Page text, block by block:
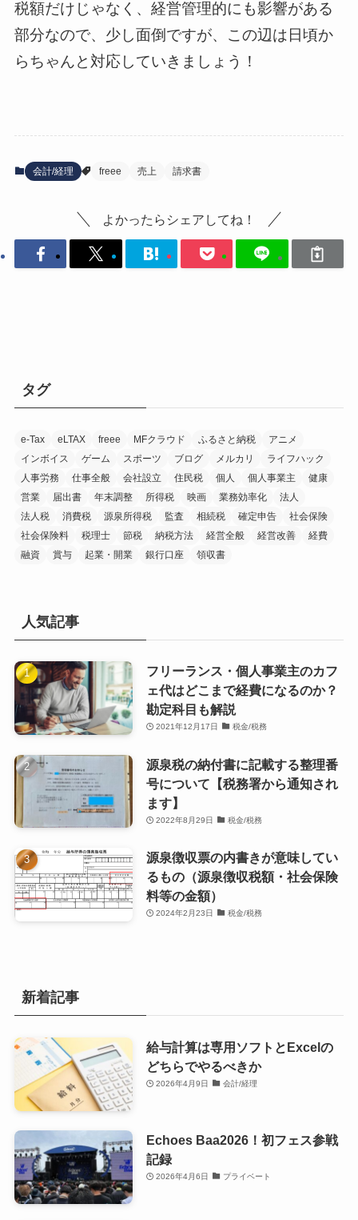
税額だけじゃなく、経営管理的にも影響がある
部分なので、少し面倒ですが、この辺は日頃か
らちゃんと対応していきましょう！
会計/経理 freee 売上 請求書
よかったらシェアしてね！
タグ
e-Tax eLTAX freee MFクラウド ふるさと納税
アニメ
インボイス
ゲーム スポーツ ブログ メルカリ
ライフハック
人事労務
仕事全般 会社設立 住民税 個人 個人事業主
健康
営業
届出書 年末調整 所得税 映画 業務効率化
法人
法人税
消費税 源泉所得税 監査 相続税 確定申告
社会保険
社会保険料
税理士 節税 納税方法 経営全般 経営改善
経費
融資
賞与 起業・開業 銀行口座 領収書
人気記事
フリーランス・個人事業主のカフ
ェ代はどこまで経費になるのか？
勘定科目も解説
2021年12月17日 税金/税務
源泉税の納付書に記載する整理番
号について【税務署から通知され
ます】
2022年8月29日 税金/税務
源泉徴収票の内書きが意味してい
るもの（源泉徴収税額・社会保険
料等の金額）
2024年2月23日 税金/税務
新着記事
給与計算は専用ソフトとExcelの
どちらでやるべきか
2026年4月9日 会計/経理
Echoes Baa2026！初フェス参戦
記録
2026年4月6日 プライベート